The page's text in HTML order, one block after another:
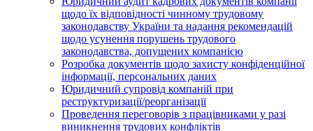
щодо їх відповідності чинному трудовому
законодавству України та надання рекомендацій
щодо усунення порушень трудового
законодавства, допущених компанією
Розробка документів щодо захисту конфіденційної
інформації, персональних даних
Юридичний супровід компаній при
реструктуризації/реорганізації
Проведення переговорів з працівниками у разі
виникнення трудових конфліктів